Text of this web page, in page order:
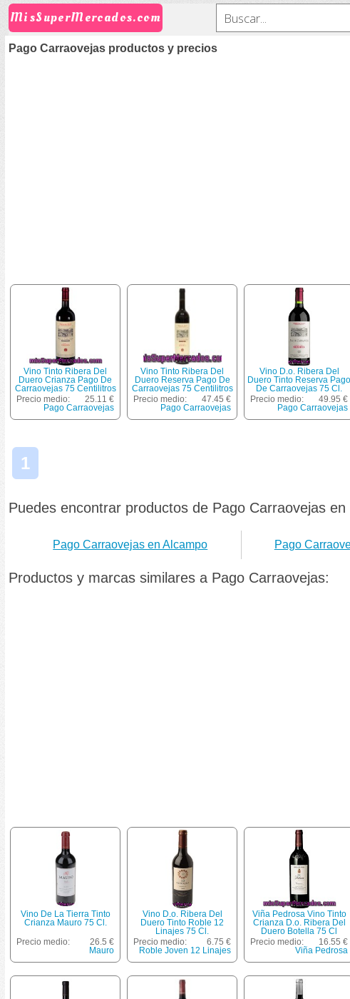
MisSuperMercados.com
Pago Carraovejas productos y precios
Vino Tinto Ribera Del
Duero Crianza Pago De
Carraovejas 75 Centilitros
Precio medio:
25.11 €
Pago Carraovejas
Vino Tinto Ribera Del
Duero Reserva Pago De
Carraovejas 75 Centilitros
Precio medio:
47.45 €
Pago Carraovejas
Vino D.o. Ribera Del
Duero Tinto Reserva Pago
De Carraovejas 75 Cl.
Precio medio:
49.95 €
Pago Carraovejas
1
Puedes encontrar productos de Pago Carraovejas
Pago Carraovejas en Alcampo Pago
Productos y marcas similares a Pago Carraovejas:
Vino De La Tierra Tinto
Crianza Mauro 75 Cl.
Precio medio:
26.5 €
Mauro
Vino D.o. Ribera Del
Duero Tinto Roble 12
Linajes 75 Cl.
Precio medio:
6.75 €
Roble Joven 12 Linajes
Viña Pedrosa Vino Tinto
Crianza D.o. Ribera Del
Duero Botella 75 Cl
Precio medio:
16.55 €
Viña Pedrosa